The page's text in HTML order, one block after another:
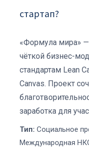
стартап?
«Формула мира» —
чёткой бизнес-
стандартам Lean
Canvas. Проект
заработка для
Тип: Социальное
Международная